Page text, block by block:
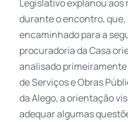
Legislativo explanou
durante o encontro, que,
encaminhado para a
procuradoria da Casa
analisado
de Serviços e Obras
da Alego, a orientação
adequar algumas